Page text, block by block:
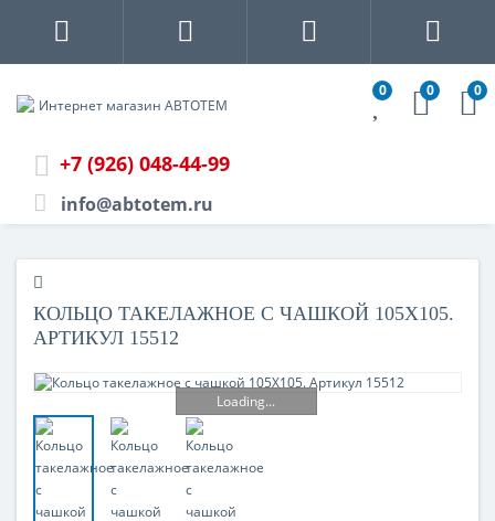
0 0 0
+7 (926) 048-44-99
info@abtotem.ru
КОЛЬЦО ТАКЕЛАЖНОЕ С ЧАШКОЙ 105X105.
АРТИКУЛ 15512
Loading...